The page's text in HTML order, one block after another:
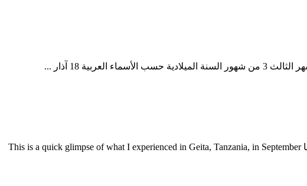
18 آذار ...
الجبس التعدين في تقنيات أريزونا. طرق تعدين الجبس تقنيات التعدين عن الجبس. تعدين الجبس في تنزانيا. تعدين الذهب في تنزانيا This is a quick glimpse of what I experienced in Geita, Tanzania, in September